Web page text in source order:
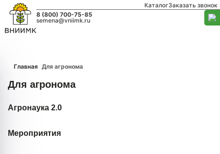
КаталогЗаказать звонок
8 (800) 700-75-85
semena@vniimk.ru
Главная Для агронома
Для агронома
Агронаука 2.0
Мероприятия